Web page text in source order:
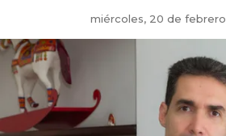
miércoles, 20 de